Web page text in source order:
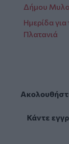
Δήμου
Ημερίδα
Πλατανιά
Κάντε